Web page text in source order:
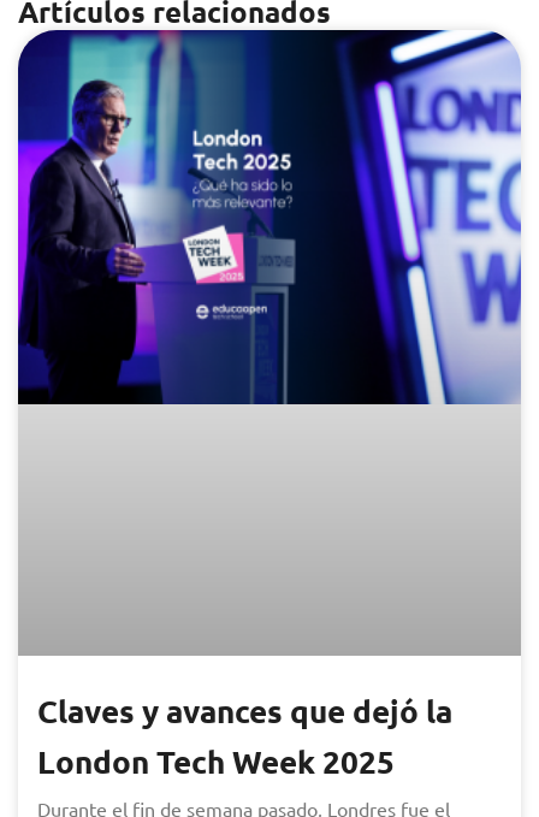
Artículos relacionados
Claves y avances que dejó la
London Tech Week 2025
Durante el fin de semana pasado, Londres fue el